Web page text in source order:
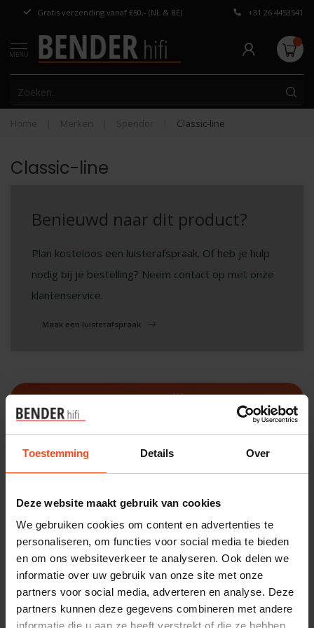
Toestemming Details Over
Deze website maakt gebruik van cookies
We gebruiken cookies om content en advertenties te
personaliseren, om functies voor social media te bieden
en om ons websiteverkeer te analyseren. Ook delen we
informatie over uw gebruik van onze site met onze
partners voor social media, adverteren en analyse. Deze
partners kunnen deze gegevens combineren met andere
informatie die u aan ze heeft verstrekt of die ze hebben
Gratis verzending vanaf €50,- (NL & BE) Persoonlijk
+31 26 4453541
MENU
Home Merken Spendor Classic-line
Classic-line
Benieuwd naar dit product?
Plan kosteloos een luisterafspraak. Of heb je hulp
nodig bij je bestelling? Neem contact op met onze
klantenservice.
Maak een luisterafspraak
Filters
Spendor Spendor